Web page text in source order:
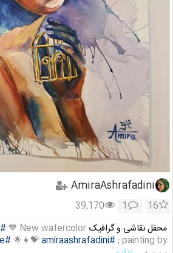
AmiraAshrafadini
16
1
39,170
محفل نقاشی و گرافیک
#blue_world 💙 New watercolor
painting by ;
#amiraashrafadini
💝👧🌟
#title